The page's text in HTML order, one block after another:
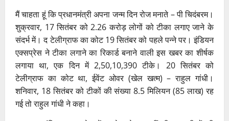
मैं चाहता हूं कि प्रधानमंत्री अपना जन्म दिन रोज मनाते – पी चिदंबरम।
शुक्रवार, 17 सितंबर को 2.26 करोड़ लोगों को टीका लगाए जाने के
संदर्भ में। द टेलीग्राफ का कोट 19 सितंबर को पहले पन्ने पर। इंडियन
एक्सप्रेस ने टीका लगाने का रिकार्ड बनाने वाली इस खबर का शीर्षक
लगाया था, एक दिन में 2,50,10,390 टीके। 20 सितंबर को
टेलीग्राफ का कोट था, ईवेंट ओवर (खेल खत्म) – राहुल गांधी।
शनिवार, 18 सितंबर को टीकों की संख्या 8.5 मिलियन (85 लाख) रह
गई तो राहुल गांधी ने कहा।